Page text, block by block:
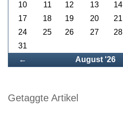
← August '26
10
11 12 13 14
17
18 19 20 21
24
25 26 27 28
31
Getaggte Artikel